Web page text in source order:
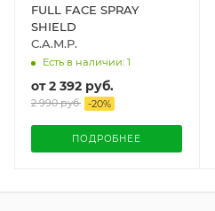
FULL FACE SPRAY
SHIELD
C.A.M.P.
Есть в наличии: 1
от2 392 руб.
2 990 руб. -20%
ПОДРОБНЕЕ